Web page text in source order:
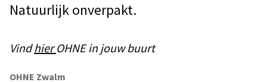
Natuurlijk onverpakt.
VindhierOHNE in jouw buurt
OHNE Zwalm